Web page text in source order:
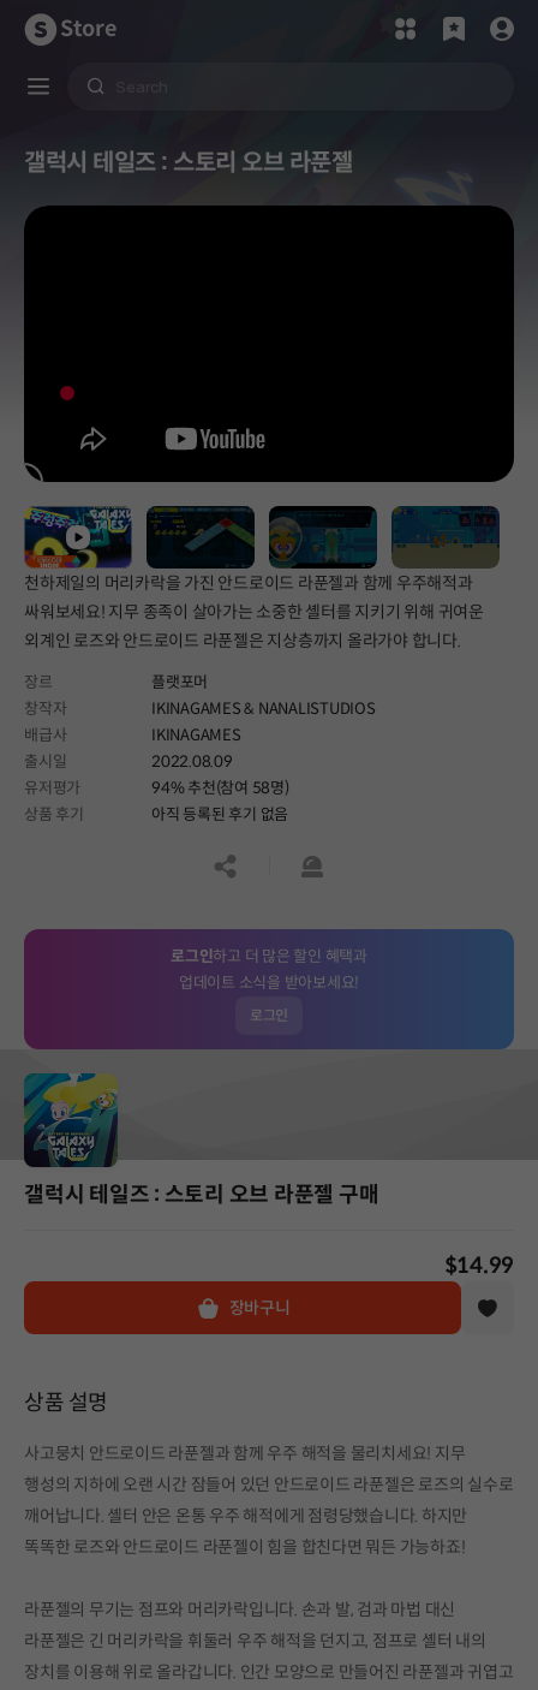
Store
갤럭시 테일즈 : 스토리 오브 라푼젤
천하제일의 머리카락을 가진 안드로이드 라푼젤과 함께 우주해적과
싸워보세요! 지무 종족이 살아가는 소중한 셸터를 지키기 위해 귀여운
외계인 로즈와 안드로이드 라푼젤은 지상층까지 올라가야 합니다.
장르
플랫포머
창작자
IKINAGAMES & NANALISTUDIOS
배급사
IKINAGAMES
출시일
2022.08.09
유저평가
94% 추천(참여 58명)
상품 후기
아직 등록된 후기 없음
공유하기신고하기
로그인하고 더 많은 할인 혜택과
업데이트 소식을 받아보세요!
로그인
갤럭시 테일즈 : 스토리 오브 라푼젤 구매
$14.99
장바구니
상품 설명
사고뭉치 안드로이드 라푼젤과 함께 우주 해적을 물리치세요! 지무
행성의 지하에 오랜 시간 잠들어 있던 안드로이드 라푼젤은 로즈의 실수로
깨어납니다. 셸터 안은 온통 우주 해적에게 점령당했습니다. 하지만
똑똑한 로즈와 안드로이드 라푼젤이 힘을 합친다면 뭐든 가능하죠!
라푼젤의 무기는 점프와 머리카락입니다. 손과 발, 검과 마법 대신
라푼젤은 긴 머리카락을 휘둘러 우주 해적을 던지고, 점프로 셸터 내의
장치를 이용해 위로 올라갑니다. 인간 모양으로 만들어진 라푼젤과 귀엽고